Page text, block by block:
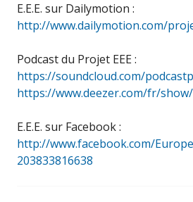
E.E.E. sur Dailymotion :
http://www.dailymotion.com/
Podcast du Projet EEE :
https://soundcloud.com/
https://www.deezer.com/fr/
E.E.E. sur Facebook :
http://www.facebook.com/
203833816638